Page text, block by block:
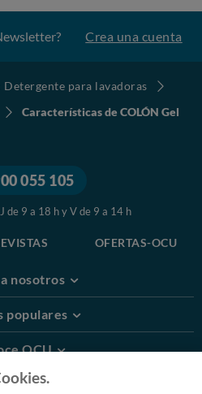
Crea una cuenta
para lavadoras
Características de COLÓN Gel
055 105
de 9 a 18 h y V de 9 a 14 h
OFERTAS-OCU
nosotros
populares
OCU